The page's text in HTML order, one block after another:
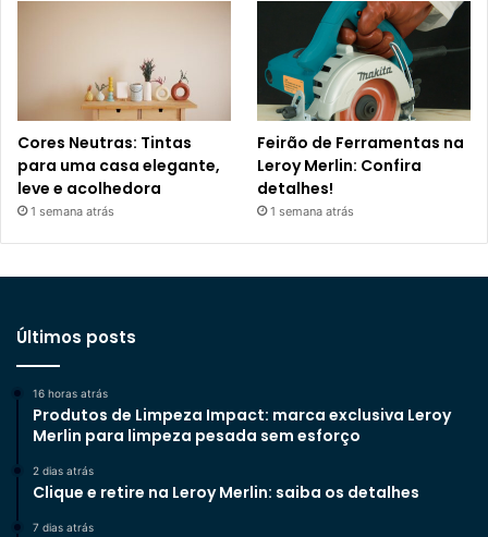
Cores Neutras: Tintas
para uma casa elegante,
leve e acolhedora
1 semana atrás
Feirão de Ferramentas na
Leroy Merlin: Confira
detalhes!
1 semana atrás
Últimos posts
16 horas atrás
Produtos de Limpeza Impact: marca exclusiva Leroy
Merlin para limpeza pesada sem esforço
2 dias atrás
Clique e retire na Leroy Merlin: saiba os detalhes
7 dias atrás